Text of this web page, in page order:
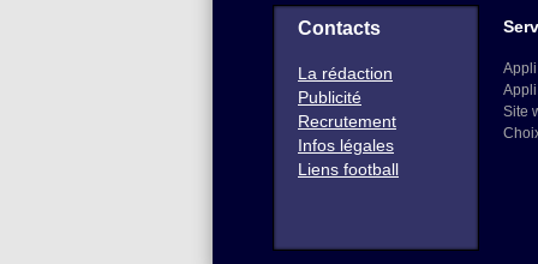
Contacts
La rédaction
Publicité
Recrutement
Infos légales
Liens football
Site